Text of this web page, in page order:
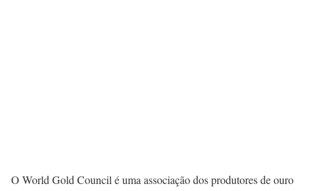
O World Gold Council é uma associação dos produtores de ouro